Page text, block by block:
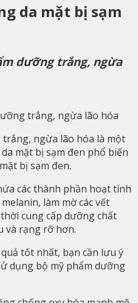
da mặt bị sạm
dưỡng trắng, ngừa
trắng, ngừa lão hóa
ngừa lão hóa là một
mặt bị sạm đen phổ biến
bị sạm đen.
các thành phần hoạt tính
làm mờ các vết
cung cấp dưỡng chất
và rạng rỡ hơn.
tốt nhất, bạn cần lưu ý
dụng bộ mỹ phẩm dưỡng